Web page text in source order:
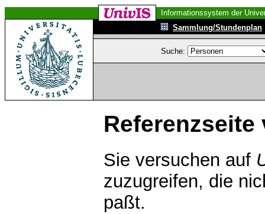
Informationssystem der
Sammlung/Stundenplan
Suche:
Referenzseite
Sie versuchen auf
zuzugreifen, die
paßt.